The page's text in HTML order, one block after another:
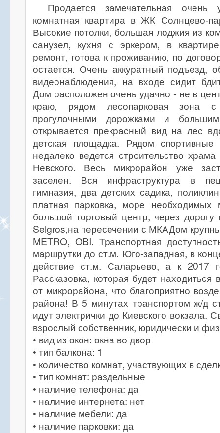
Продается замечательная
комнатная квартира в ЖК Солнцево-
Высокие потолки, большая лоджия из
санузел, кухня с эркером, в
ремонт, готова к проживанию, по
остается. Очень аккуратный подъезд,
видеонаблюдения, на входе сидит
Дом расположен очень удачно - не в
краю, рядом лесопарковая зона с
прогулочными дорожками и
открывается прекрасный вид на лес
детская площадка. Рядом спортивные
недалеко ведется строительство
Невского. Весь микрорайон уже
заселен. Вся инфраструктура в
гимназия, два детских садика,
платная парковка, море необходимых
большой торговый центр, через дорогу
Selgros,на пересечении с МКАДом
METRO, OBI. Транспортная
маршрутки до ст.м. Юго-западная, в
действие ст.м. Саларьево, а к 2017
Рассказовка, которая будет
от микрорайона, что благоприятно
района! В 5 минутах транспортом ж/д
идут электрички до Киевского вокзала.
взрослый собственник, юридически и
• вид из окон: окна во двор
• тип балкона: 1
• количество комнат, участвующих в
• тип комнат: раздельные
• наличие телефона: да
• наличие интернета: нет
• наличие мебели: да
• наличие парковки: да